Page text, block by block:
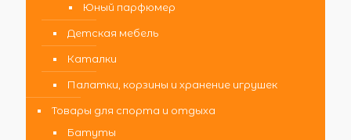
Юный парфюмер
Детская мебель
Каталки
Палатки, корзины и хранение игрушек
Товары для спорта и отдыха
Батуты